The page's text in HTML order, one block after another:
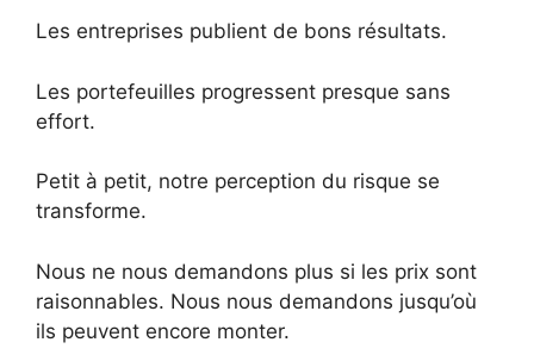
Les entreprises publient de bons résultats.
Les portefeuilles progressent presque sans
effort.
Petit à petit, notre perception du risque se
transforme.
Nous ne nous demandons plus si les prix sont
raisonnables. Nous nous demandons jusqu’où
ils peuvent encore monter.